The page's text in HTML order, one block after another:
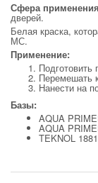
Сфера применения
дверей.
Белая краска,
МС.
Применение:
Подготовить
Перемешать
Нанести на
Базы:
AQUA
AQUA
TEKNOL 1881